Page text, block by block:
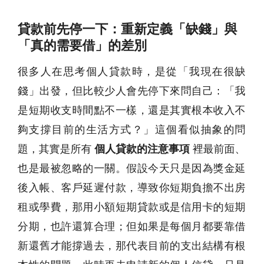
貸款前先停一下：重新定義「缺錢」與
「真的需要借」的差別
很多人在思考個人貸款時，是從「我現在很缺
錢」出發，但比較少人會先停下來問自己：「我
是短期收支時間點不一樣，還是其實根本收入不
夠支撐目前的生活方式？」這個看似抽象的問
題，其實是所有 個人貸款的注意事項 裡最前面、
也是最被忽略的一關。假設今天只是因為獎金延
後入帳、客戶延遲付款，導致你短期負擔不出房
租或學費，那用小額短期貸款或是信用卡的短期
分期，也許還算合理；但如果是每個月都要靠借
新還舊才能撐過去，那代表目前的支出結構有根